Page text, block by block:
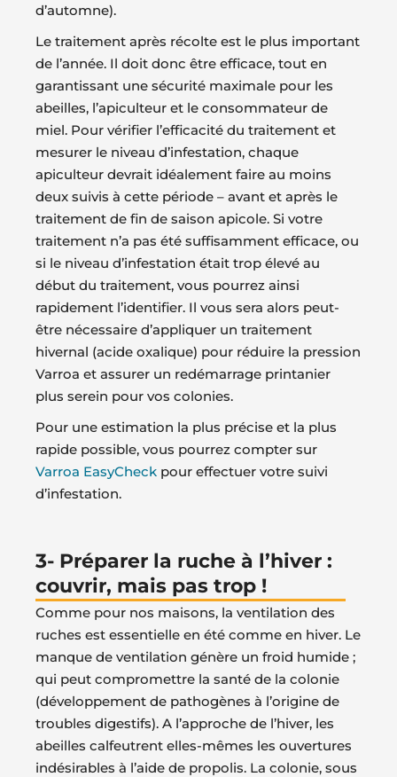
d’automne).
Le traitement après récolte est le plus important
de l’année. Il doit donc être efficace, tout en
garantissant une sécurité maximale pour les
abeilles, l’apiculteur et le consommateur de
miel. Pour vérifier l’efficacité du traitement et
mesurer le niveau d’infestation, chaque
apiculteur devrait idéalement faire au moins
deux suivis à cette période – avant et après le
traitement de fin de saison apicole. Si votre
traitement n’a pas été suffisamment efficace, ou
si le niveau d’infestation était trop élevé au
début du traitement, vous pourrez ainsi
rapidement l’identifier. Il vous sera alors peut-
être nécessaire d’appliquer un traitement
hivernal (acide oxalique) pour réduire la pression
Varroa et assurer un redémarrage printanier
plus serein pour vos colonies.
Pour une estimation la plus précise et la plus
rapide possible, vous pourrez compter sur
Varroa EasyCheck pour effectuer votre suivi
d’infestation.
3- Préparer la ruche à l’hiver :
couvrir, mais pas trop !
Comme pour nos maisons, la ventilation des
ruches est essentielle en été comme en hiver. Le
manque de ventilation génère un froid humide ;
qui peut compromettre la santé de la colonie
(développement de pathogènes à l’origine de
troubles digestifs). A l’approche de l’hiver, les
abeilles calfeutrent elles-mêmes les ouvertures
indésirables à l’aide de propolis. La colonie, sous